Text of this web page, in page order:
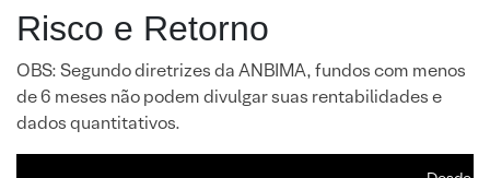
Risco e Retorno
OBS: Segundo diretrizes da ANBIMA, fundos com menos
de 6 meses não podem divulgar suas rentabilidades e
dados quantitativos.